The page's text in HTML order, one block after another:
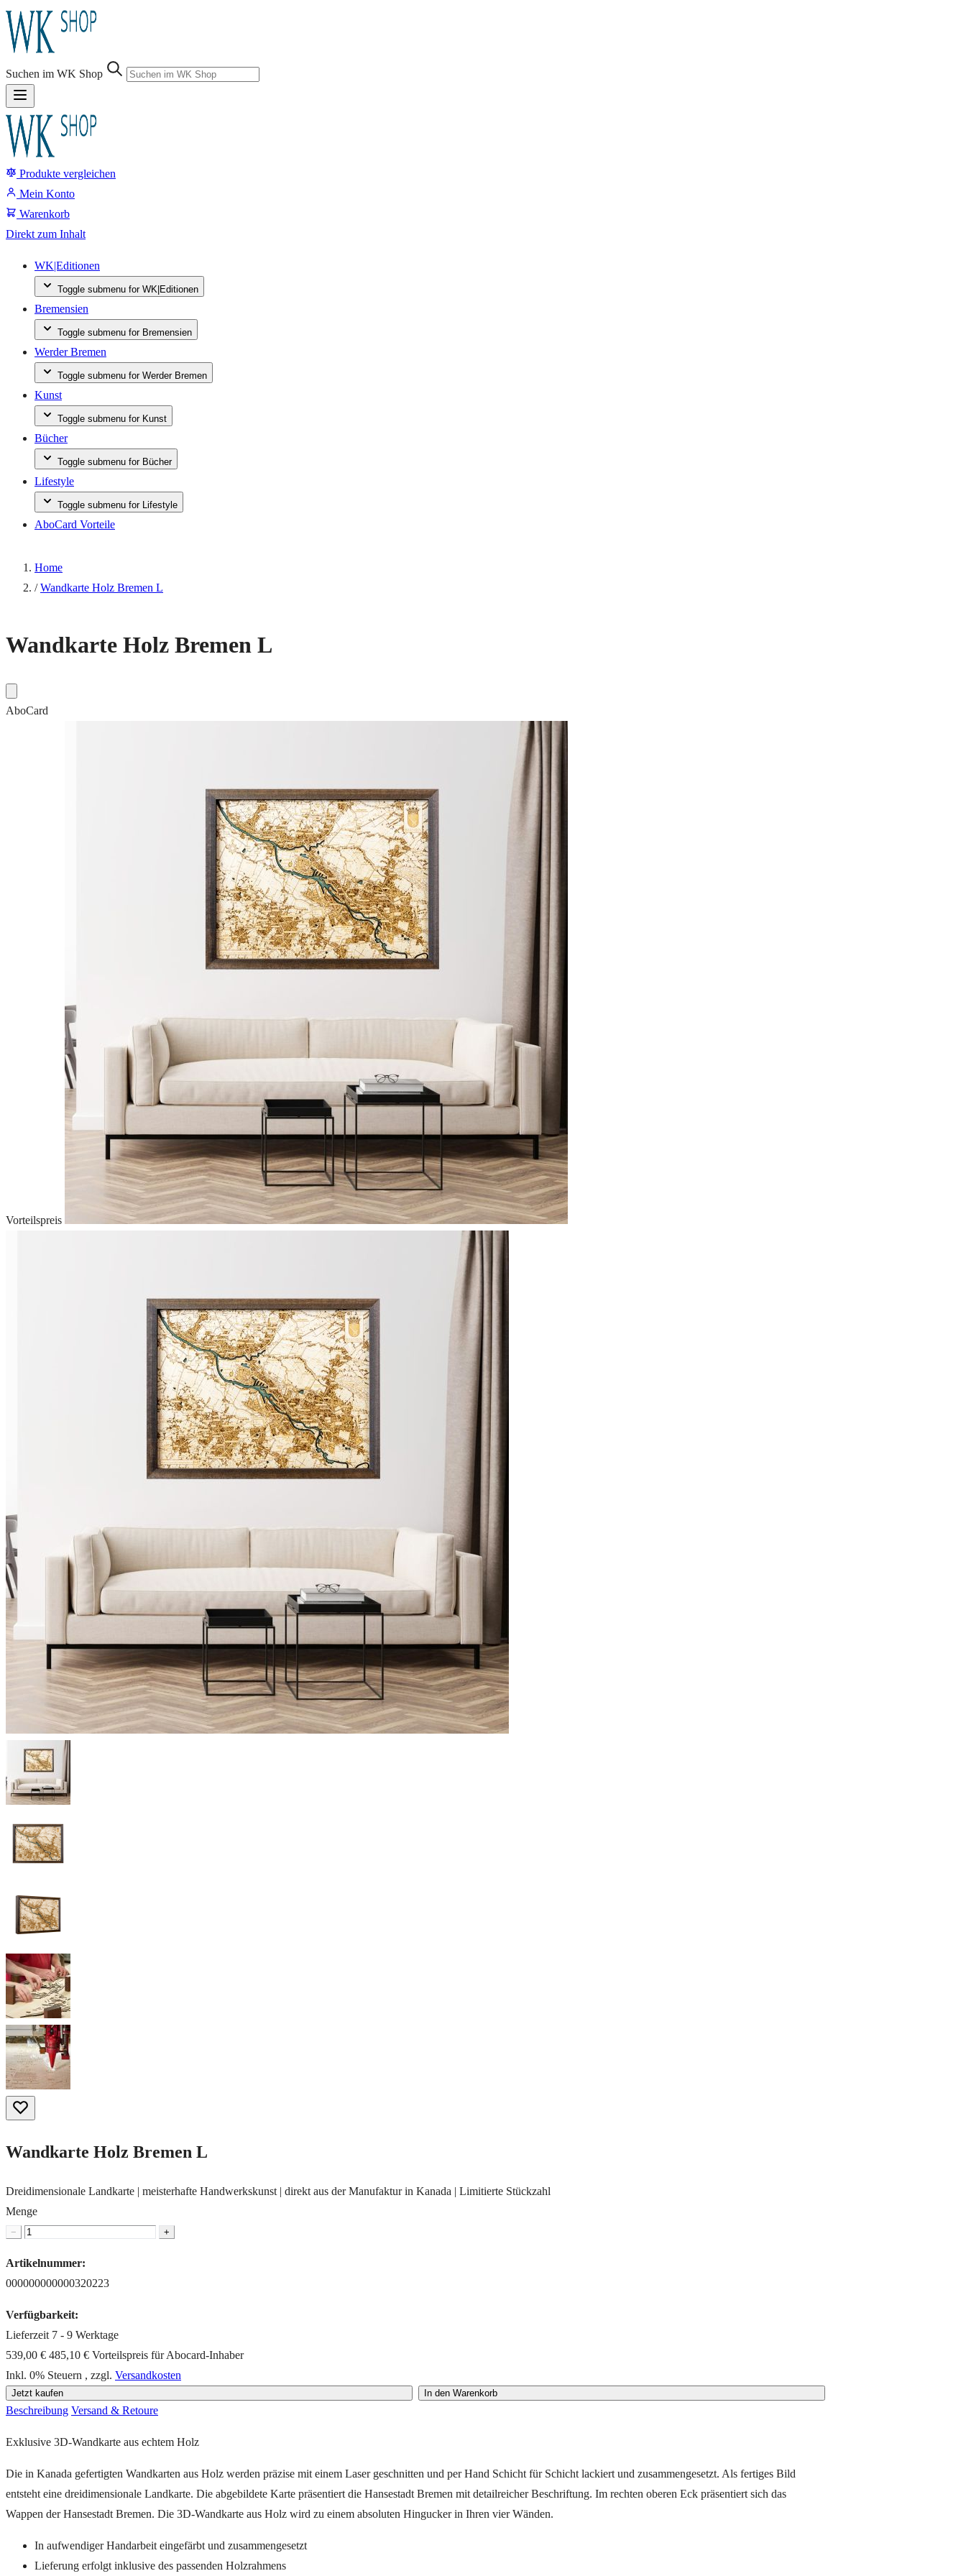
Suchen im WK Shop
Produkte vergleichen
Suche
Mein Konto
Warenkorb
Direkt zum Inhalt
WK|Editionen
Toggle submenu for WK|Editionen
Bremensien
Toggle submenu for Bremensien
Werder Bremen
Toggle submenu for Werder Bremen
Kunst
Toggle submenu for Kunst
Bücher
Toggle submenu for Bücher
Lifestyle
Toggle submenu for Lifestyle
AboCard Vorteile
Home
/ Wandkarte Holz Bremen L
Wandkarte Holz Bremen L
AboCard
Vorteilspreis
Wandkarte Holz Bremen L
Dreidimensionale Landkarte | meisterhafte Handwerkskunst | direkt aus der Manufaktur in Kanada | Limitierte Stückzahl
Menge
− +
Artikelnummer:
000000000000320223
Verfügbarkeit:
Lieferzeit 7 - 9 Werktage
539,00 € 485,10 € Vorteilspreis für Abocard-Inhaber
Inkl. 0% Steuern , zzgl. Versandkosten
Jetzt kaufen In den Warenkorb
Beschreibung Versand & Retoure
Exklusive 3D-Wandkarte aus echtem Holz
Die in Kanada gefertigten Wandkarten aus Holz werden präzise mit einem Laser geschnitten und per Hand Schicht für Schicht lackiert und zusammengesetzt. Als fertiges Bild
entsteht eine dreidimensionale Landkarte. Die abgebildete Karte präsentiert die Hansestadt Bremen mit detailreicher Beschriftung. Im rechten oberen Eck präsentiert sich das
Wappen der Hansestadt Bremen. Die 3D-Wandkarte aus Holz wird zu einem absoluten Hingucker in Ihren vier Wänden.
In aufwendiger Handarbeit eingefärbt und zusammengesetzt
Lieferung erfolgt inklusive des passenden Holzrahmens